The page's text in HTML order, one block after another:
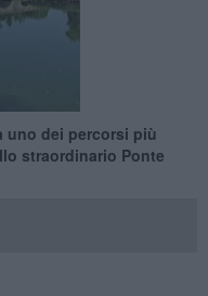
uno dei percorsi più
straordinario Ponte